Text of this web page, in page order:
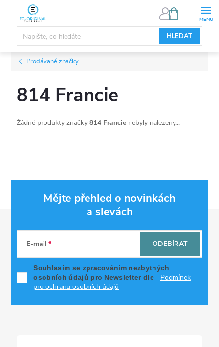
obsah
HLEDAT
NÁKUPNÍ
Prodávané značky
814 Francie
Žádné produkty značky814 Francie nebyly nalezeny...
Mějte přehled o novinkách
a slevách
E-mail
Souhlasím se zpracováním nezbytných
osobních údajů pro Newsletter dle
Podmínek
pro ochranu osobních údajů
ODEBÍRAT